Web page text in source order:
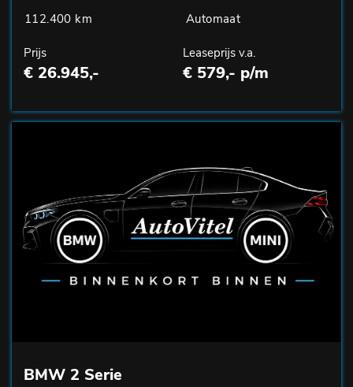
112.400 km
Automaat
Prijs
€ 26.945,-
Leaseprijs v.a.
€ 579,- p/m
BMW 2 Serie